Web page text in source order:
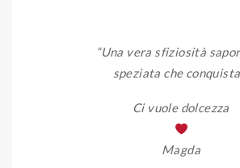
“Una vera sfiziosità
speziata che
Ci vuole dolcezza
Magda